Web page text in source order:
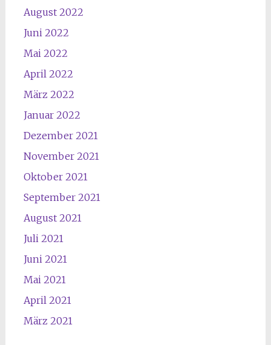
August 2022
Juni 2022
Mai 2022
April 2022
März 2022
Januar 2022
Dezember 2021
November 2021
Oktober 2021
September 2021
August 2021
Juli 2021
Juni 2021
Mai 2021
April 2021
März 2021